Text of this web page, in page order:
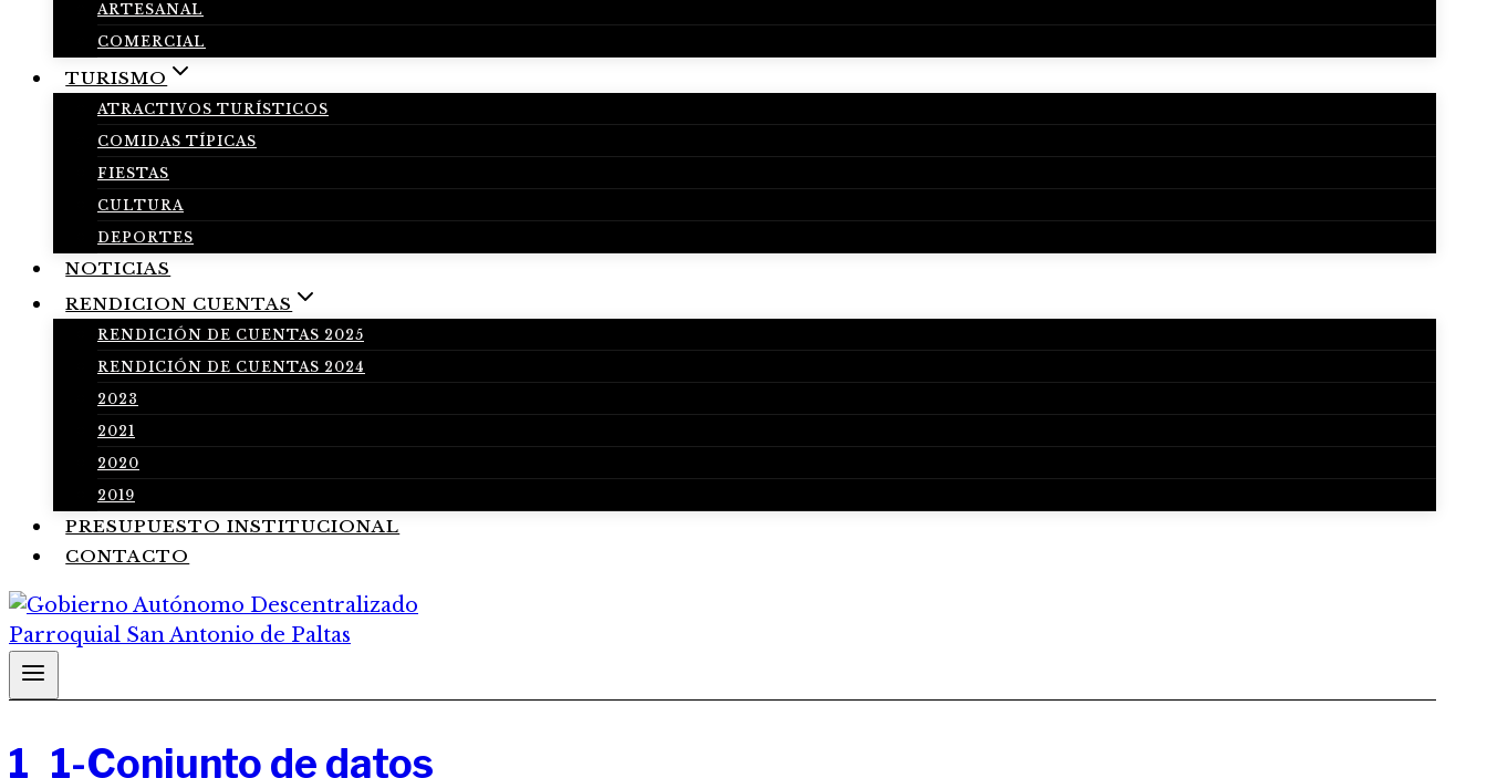
ARTESANAL
COMERCIAL
TURISMO
ATRACTIVOS TURÍSTICOS
COMIDAS TÍPICAS
FIESTAS
CULTURA
DEPORTES
NOTICIAS
RENDICION CUENTAS
RENDICIÓN DE CUENTAS 2025
RENDICIÓN DE CUENTAS 2024
2023
2021
2020
2019
PRESUPUESTO INSTITUCIONAL
CONTACTO
1_1-Conjunto de datos